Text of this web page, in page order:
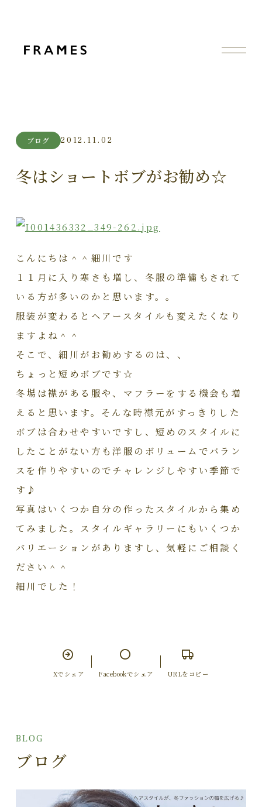
ブログ 2012.11.02
冬はショートボブがお勧め☆
こんにちは＾＾細川です
１１月に入り寒さも増し、冬服の準備もされて
いる方が多いのかと思います。。
服装が変わるとヘアースタイルも変えたくなり
ますよね＾＾
そこで、細川がお勧めするのは、、
ちょっと短めボブです☆
冬場は襟がある服や、マフラーをする機会も増
えると思います。そんな時襟元がすっきりした
ボブは合わせやすいですし、短めのスタイルに
したことがない方も洋服のボリュームでバラン
スを作りやすいのでチャレンジしやすい季節で
す♪
写真はいくつか自分の作ったスタイルから集め
てみました。スタイルギャラリーにもいくつか
バリエーションがありますし、気軽にご相談く
ださい＾＾
細川でした！
Xでシェア Facebookでシェア URLをコピー
BLOG
ブログ